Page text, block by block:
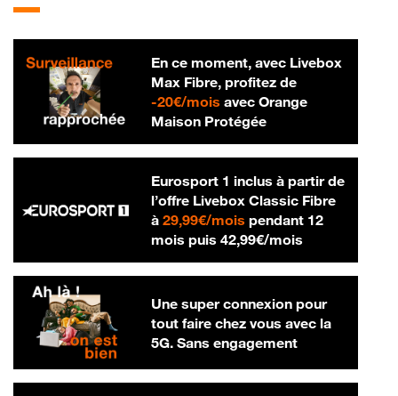
En ce moment, avec Livebox
Max Fibre, profitez de
-20€/mois20 € par mois
avec Orange
Maison Protégée
Eurosport 1 inclus à partir de
l’offre Livebox Classic Fibre
à 29,99€/mois29,99 € par mois
pendant 12
mois puis 42,99€/mois42,99 € par
Une super connexion pour
tout faire chez vous avec la
5G. Sans engagement